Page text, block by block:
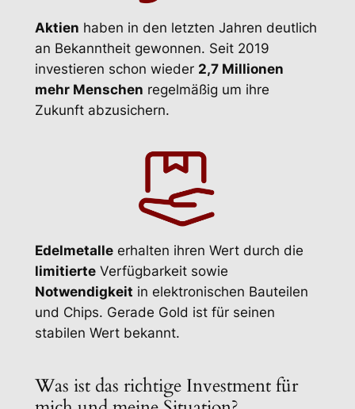
Aktien haben in den letzten Jahren deutlich
an Bekanntheit gewonnen. Seit 2019
investieren schon wieder 2,7 Millionen
mehr Menschen regelmäßig um ihre
Zukunft abzusichern.
Edelmetalleerhalten ihren Wert durch die
limitierteVerfügbarkeit sowie
Notwendigkeit in elektronischen Bauteilen
und Chips. Gerade Gold ist für seinen
stabilen Wert bekannt.
Was ist das richtige Investment für